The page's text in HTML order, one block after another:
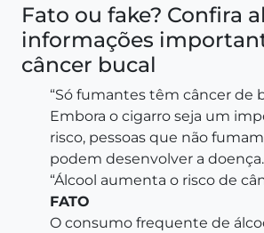
Fato ou fake? Confira
informações
câncer bucal
“Só fumantes têm câncer de
Embora o cigarro seja um
risco, pessoas que não
podem desenvolver a doença.
“Álcool aumenta o risco de
FATO
O consumo frequente de